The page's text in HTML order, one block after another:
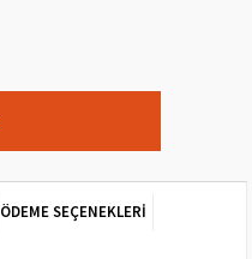
ÖDEME SEÇENEKLERI